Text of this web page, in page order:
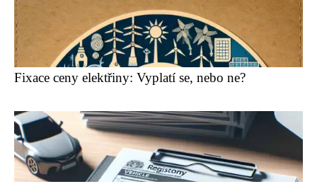
Fixace ceny elektřiny: Vyplatí se, nebo ne?